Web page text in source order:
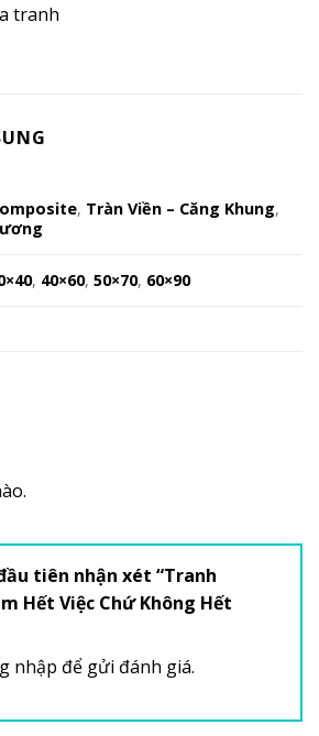
tranh
, Tràn Viền – Căng Khung,
, 40×60,50×70, 60×90
tiên nhận xét “Tranh
Hết Việc Chứ Không Hết
nhập để gửi đánh giá.